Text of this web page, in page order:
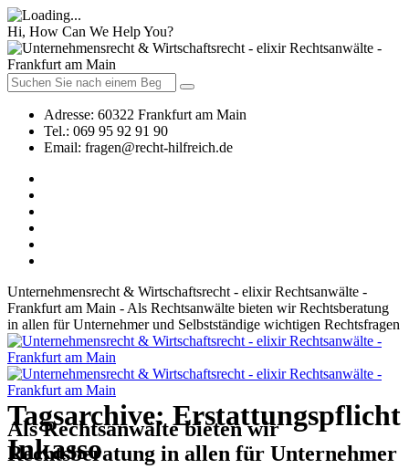
Hi, How Can We Help You?
Adresse: 60322 Frankfurt am Main
Tel.: 069 95 92 91 90
Email: fragen@recht-hilfreich.de
Unternehmensrecht & Wirtschaftsrecht - elixir Rechtsanwälte -
Frankfurt am Main - Als Rechtsanwälte bieten wir Rechtsberatung
in allen für Unternehmer und Selbstständige wichtigen Rechtsfragen
Als Rechtsanwälte bieten wir
Rechtsberatung in allen für Unternehmer
Tagsarchive:Erstattungspflicht
Inkasso